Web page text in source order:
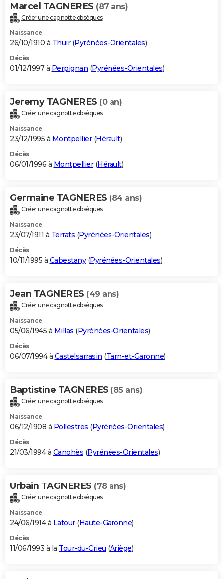
Marcel TAGNERES (87 ans)
Créer une cagnotte obsèques
Naissance
26/10/1910 à Thuir(Pyrénées-Orientales)
Décès
01/12/1997 à Perpignan (Pyrénées-Orientales)
Jeremy TAGNERES (0 an)
Créer une cagnotte obsèques
Naissance
23/12/1995 à Montpellier(Hérault)
Décès
06/01/1996 à Montpellier(Hérault)
Germaine TAGNERES (84 ans)
Créer une cagnotte obsèques
Naissance
23/07/1911 à Terrats (Pyrénées-Orientales)
Décès
10/11/1995 à Cabestany(Pyrénées-Orientales)
Jean TAGNERES (49 ans)
Créer une cagnotte obsèques
Naissance
05/06/1945 à Millas (Pyrénées-Orientales)
Décès
06/07/1994 à Castelsarrasin (Tarn-et-Garonne)
Baptistine TAGNERES (85 ans)
Créer une cagnotte obsèques
Naissance
06/12/1908 à Pollestres (Pyrénées-Orientales)
Décès
21/03/1994 à Canohès (Pyrénées-Orientales)
Urbain TAGNERES (78 ans)
Créer une cagnotte obsèques
Naissance
24/06/1914 à Latour(Haute-Garonne)
Décès
11/06/1993 à la Tour-du-Crieu (Ariège)